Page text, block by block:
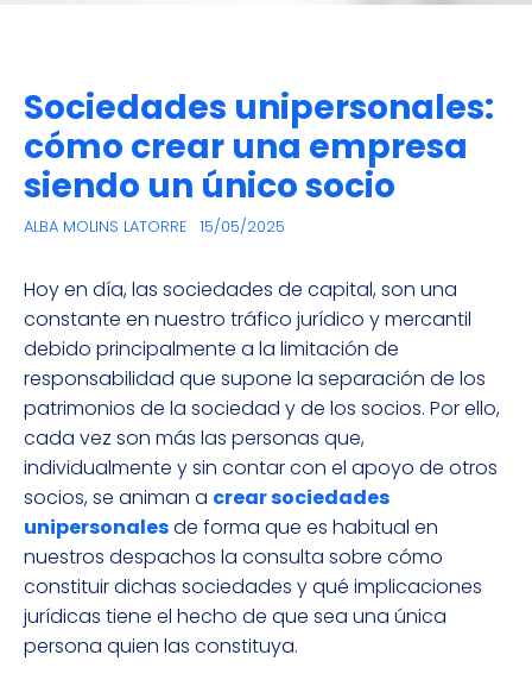
Sociedades unipersonales:
cómo crear una empresa
siendo un único socio
ALBA MOLINS LATORRE 15/05/2025
Hoy en día, las sociedades de capital, son una
constante en nuestro tráfico jurídico y mercantil
debido principalmente a la limitación de
responsabilidad que supone la separación de los
patrimonios de la sociedad y de los socios. Por ello,
cada vez son más las personas que,
individualmente y sin contar con el apoyo de otros
socios, se animan a crear sociedades
unipersonalesde forma que es habitual en
nuestros despachos la consulta sobre cómo
constituir dichas sociedades y qué implicaciones
jurídicas tiene el hecho de que sea una única
persona quien las constituya.